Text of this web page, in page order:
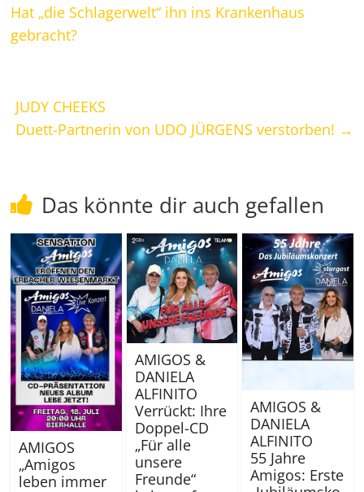
Hat „die Schlagerwelt“ ihn ins Krankenhaus
gebracht?
JUDY CHEEKS
Duett-Partnerin von UDO JÜRGENS verstorben! →
Das könnte dir auch gefallen
AMIGOS
„Amigos
leben immer
AMIGOS &
DANIELA
ALFINITO
Verrückt: Ihre
Doppel-CD
„Für alle
unsere
Freunde“
AMIGOS &
DANIELA
ALFINITO
55 Jahre
Amigos: Erste